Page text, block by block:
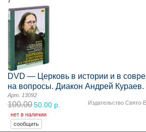
DVD — Церковь в истории и в
на вопросы. Диакон Андрей Кураев.
Издательство Свято-
Арт. 13092
100.0050.00 р.
нет в наличии